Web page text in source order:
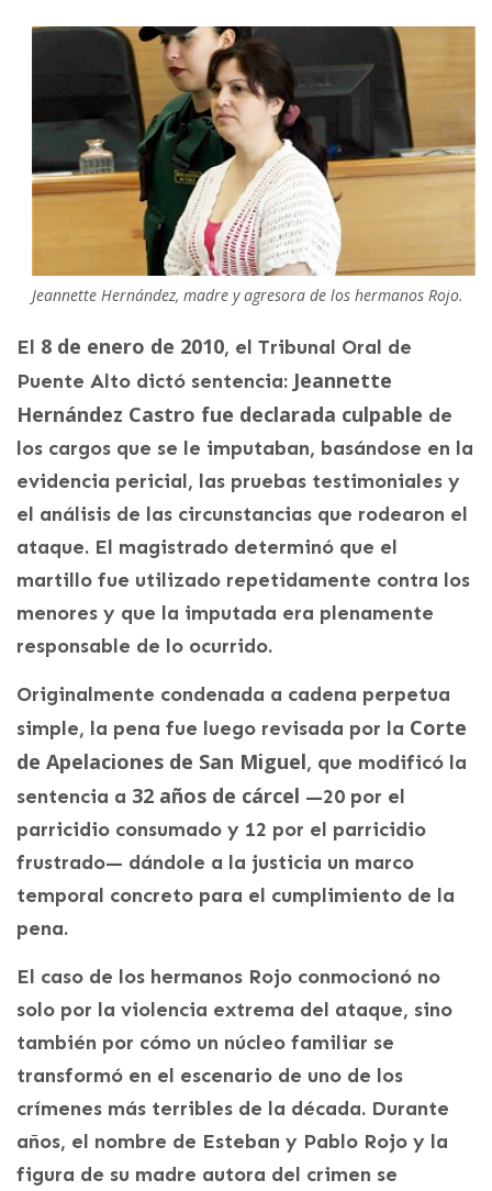
Jeannette Hernández, madre y agresora de los hermanos Rojo.
El 8 de enero de 2010, el Tribunal Oral de
Puente Alto dictó sentencia: Jeannette
Hernández Castro fue declarada culpable de
los cargos que se le imputaban, basándose en la
evidencia pericial, las pruebas testimoniales y
el análisis de las circunstancias que rodearon el
ataque. El magistrado determinó que el
martillo fue utilizado repetidamente contra los
menores y que la imputada era plenamente
responsable de lo ocurrido.
Originalmente condenada a cadena perpetua
simple, la pena fue luego revisada por la Corte
de Apelaciones de San Miguel, que modificó la
sentencia a 32 años de cárcel —20 por el
parricidio consumado y 12 por el parricidio
frustrado— dándole a la justicia un marco
temporal concreto para el cumplimiento de la
pena.
El caso de los hermanos Rojo conmocionó no
solo por la violencia extrema del ataque, sino
también por cómo un núcleo familiar se
transformó en el escenario de uno de los
crímenes más terribles de la década. Durante
años, el nombre de Esteban y Pablo Rojo y la
figura de su madre autora del crimen se